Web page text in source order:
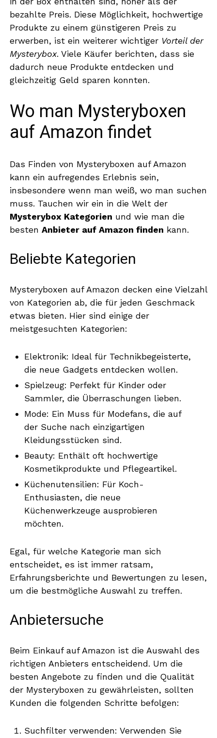
bezahlte Preis. Diese Möglichkeit, hochwertige
Produkte zu einem günstigeren Preis zu
erwerben, ist ein weiterer wichtiger Vorteil der
Mysterybox. Viele Käufer berichten, dass sie
dadurch neue Produkte entdecken und
gleichzeitig Geld sparen konnten.
Wo man Mysteryboxen
auf Amazon findet
Das Finden von Mysteryboxen auf Amazon
kann ein aufregendes Erlebnis sein,
insbesondere wenn man weiß, wo man suchen
muss. Tauchen wir ein in die Welt der
Mysterybox Kategorien und wie man die
besten Anbieter auf Amazon finden kann.
Beliebte Kategorien
Mysteryboxen auf Amazon decken eine Vielzahl
von Kategorien ab, die für jeden Geschmack
etwas bieten. Hier sind einige der
meistgesuchten Kategorien:
Elektronik: Ideal für Technikbegeisterte,
die neue Gadgets entdecken wollen.
Spielzeug: Perfekt für Kinder oder
Sammler, die Überraschungen lieben.
Mode: Ein Muss für Modefans, die auf
der Suche nach einzigartigen
Kleidungsstücken sind.
Beauty: Enthält oft hochwertige
Kosmetikprodukte und Pflegeartikel.
Küchenutensilien: Für Koch-
Enthusiasten, die neue
Küchenwerkzeuge ausprobieren
möchten.
Egal, für welche Kategorie man sich
entscheidet, es ist immer ratsam,
Erfahrungsberichte und Bewertungen zu lesen,
um die bestmögliche Auswahl zu treffen.
Anbietersuche
Beim Einkauf auf Amazon ist die Auswahl des
richtigen Anbieters entscheidend. Um die
besten Angebote zu finden und die Qualität
der Mysteryboxen zu gewährleisten, sollten
Kunden die folgenden Schritte befolgen:
Suchfilter verwenden: Verwenden Sie